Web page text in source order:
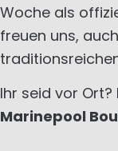
Woche als
freuen uns,
Ihr seid vor
Marinepool